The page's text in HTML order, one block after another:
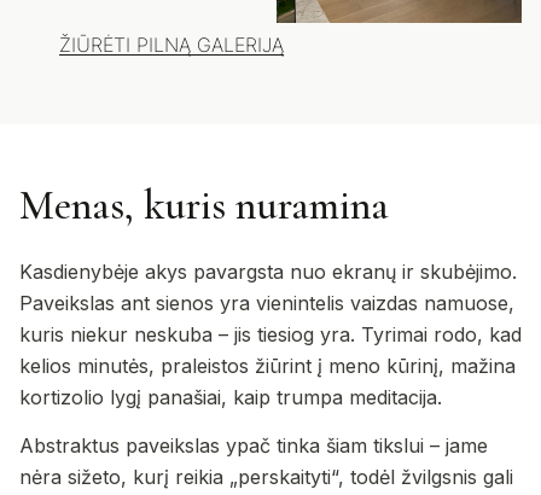
ŽIŪRĖTI PILNĄ GALERIJĄ
Menas, kuris nuramina
Kasdienybėje akys pavargsta nuo ekranų ir skubėjimo.
Paveikslas ant sienos yra vienintelis vaizdas namuose,
kuris niekur neskuba – jis tiesiog yra. Tyrimai rodo, kad
kelios minutės, praleistos žiūrint į meno kūrinį, mažina
kortizolio lygį panašiai, kaip trumpa meditacija.
Abstraktus paveikslas ypač tinka šiam tikslui – jame
nėra sižeto, kurį reikia „perskaityti“, todėl žvilgsnis gali